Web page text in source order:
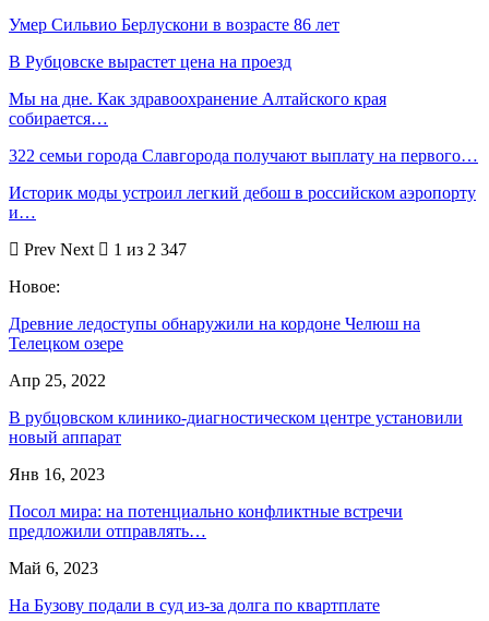
Умер Сильвио Берлускони в возрасте 86 лет
В Рубцовске вырастет цена на проезд
Мы на дне. Как здравоохранение Алтайского края
собирается…
322 семьи города Славгорода получают выплату на первого…
Историк моды устроил легкий дебош в российском аэропорту
и…
Prev Next
1 из 2 347
Новое:
Древние ледоступы обнаружили на кордоне Челюш на
Телецком озере
Апр 25, 2022
В рубцовском клинико-диагностическом центре установили
новый аппарат
Янв 16, 2023
Посол мира: на потенциально конфликтные встречи
предложили отправлять…
Май 6, 2023
На Бузову подали в суд из-за долга по квартплате